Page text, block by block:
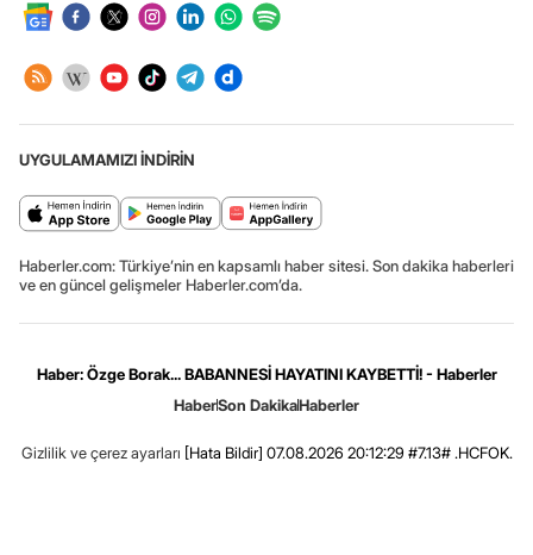
UYGULAMAMIZI İNDİRİN
Haberler.com: Türkiye’nin en kapsamlı haber sitesi. Son dakika haberleri
ve en güncel gelişmeler Haberler.com’da.
Haber: Özge Borak... BABANNESİ HAYATINI KAYBETTİ! - Haberler
HaberSon DakikaHaberler
Gizlilik ve çerez ayarları [Hata Bildir] 07.08.2026 20:12:29 #7.13# .HCFOK.